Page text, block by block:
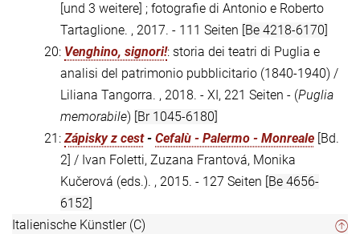
[und 3 weitere] ; fotografie di Antonio e Roberto
Tartaglione. , 2017. - 111 Seiten [Be 4218-6170]
20: Venghino, signori!: storia dei teatri di Puglia e
analisi del patrimonio pubblicitario (1840-1940) /
Liliana Tangorra. , 2018. - XI, 221 Seiten - (Puglia
memorabile) [Br 1045-6180]
21:Zápisky z cest- Cefalù - Palermo - Monreale [Bd.
2] / Ivan Foletti, Zuzana Frantová, Monika
Kučerová (eds.). , 2015. - 127 Seiten [Be 4656-
6152]
Italienische Künstler (C)